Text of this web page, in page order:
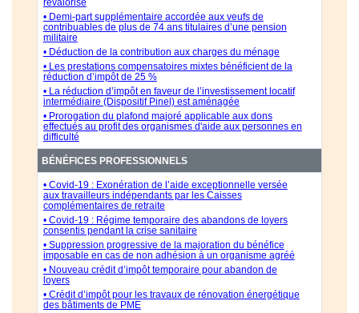
revalorisé
• Demi-part supplémentaire accordée aux veufs de
contribuables de plus de 74 ans titulaires d’une pension
militaire
• Déduction de la contribution aux charges du ménage
• Les prestations compensatoires mixtes bénéficient de la
réduction d’impôt de 25 %
• La réduction d’impôt en faveur de l’investissement locatif
intermédiaire (Dispositif Pinel) est aménagée
• Prorogation du plafond majoré applicable aux dons
effectués au profit des organismes d'aide aux personnes en
difficulté
BÉNÉFICES PROFESSIONNELS
• Covid-19 : Exonération de l’aide exceptionnelle versée
aux travailleurs indépendants par les Caisses
complémentaires de retraite
• Covid-19 : Régime temporaire des abandons de loyers
consentis pendant la crise sanitaire
• Suppression progressive de la majoration du bénéfice
imposable en cas de non adhésion à un organisme agréé
• Nouveau crédit d’impôt temporaire pour abandon de
loyers
• Crédit d’impôt pour les travaux de rénovation énergétique
des bâtiments de PME